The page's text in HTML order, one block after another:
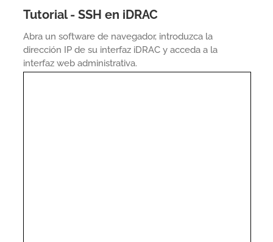
Tutorial - SSH en iDRAC
Abra un software de navegador, introduzca la
dirección IP de su interfaz iDRAC y acceda a la
interfaz web administrativa.